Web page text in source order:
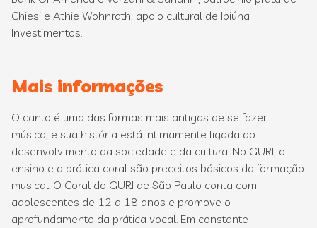
Chiesi e Athie Wohnrath, apoio cultural de Ibiúna
Investimentos.
Mais informações
O canto é uma das formas mais antigas de se fazer
música, e sua história está intimamente ligada ao
desenvolvimento da sociedade e da cultura. No GURI, o
ensino e a prática coral são preceitos básicos da formação
musical. O Coral do GURI de São Paulo conta com
adolescentes de 12 a 18 anos e promove o
aprofundamento da prática vocal. Em constante